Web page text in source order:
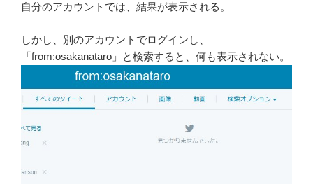
自分のアカウントでは、結果が表示される。
しかし、別のアカウントでログインし、
「from:osakanataro」と検索すると、何も表示されない。